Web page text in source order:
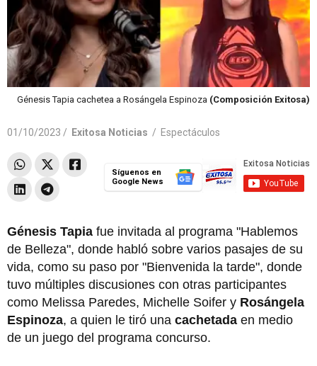
Génesis Tapia cachetea a Rosángela Espinoza (Composición Exitosa)
01/10/2023 / Exitosa Noticias / Espectáculos
Síguenos en
Google News
Génesis Tapia fue invitada al programa "Hablemos
de Belleza", donde habló sobre varios pasajes de su
vida, como su paso por "Bienvenida la tarde", donde
tuvo múltiples discusiones con otras participantes
como Melissa Paredes, Michelle Soifer y Rosángela
Espinoza, a quien le tiró una cachetada en medio
de un juego del programa concurso.